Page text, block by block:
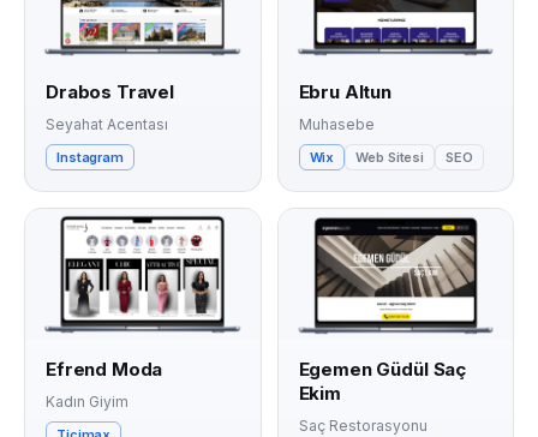
Drabos Travel
Seyahat Acentası
Instagram
Ebru Altun
Muhasebe
Wix Web Sitesi SEO
Efrend Moda
Kadın Giyim
Egemen Güdül Saç
Ekim
Saç Restorasyonu